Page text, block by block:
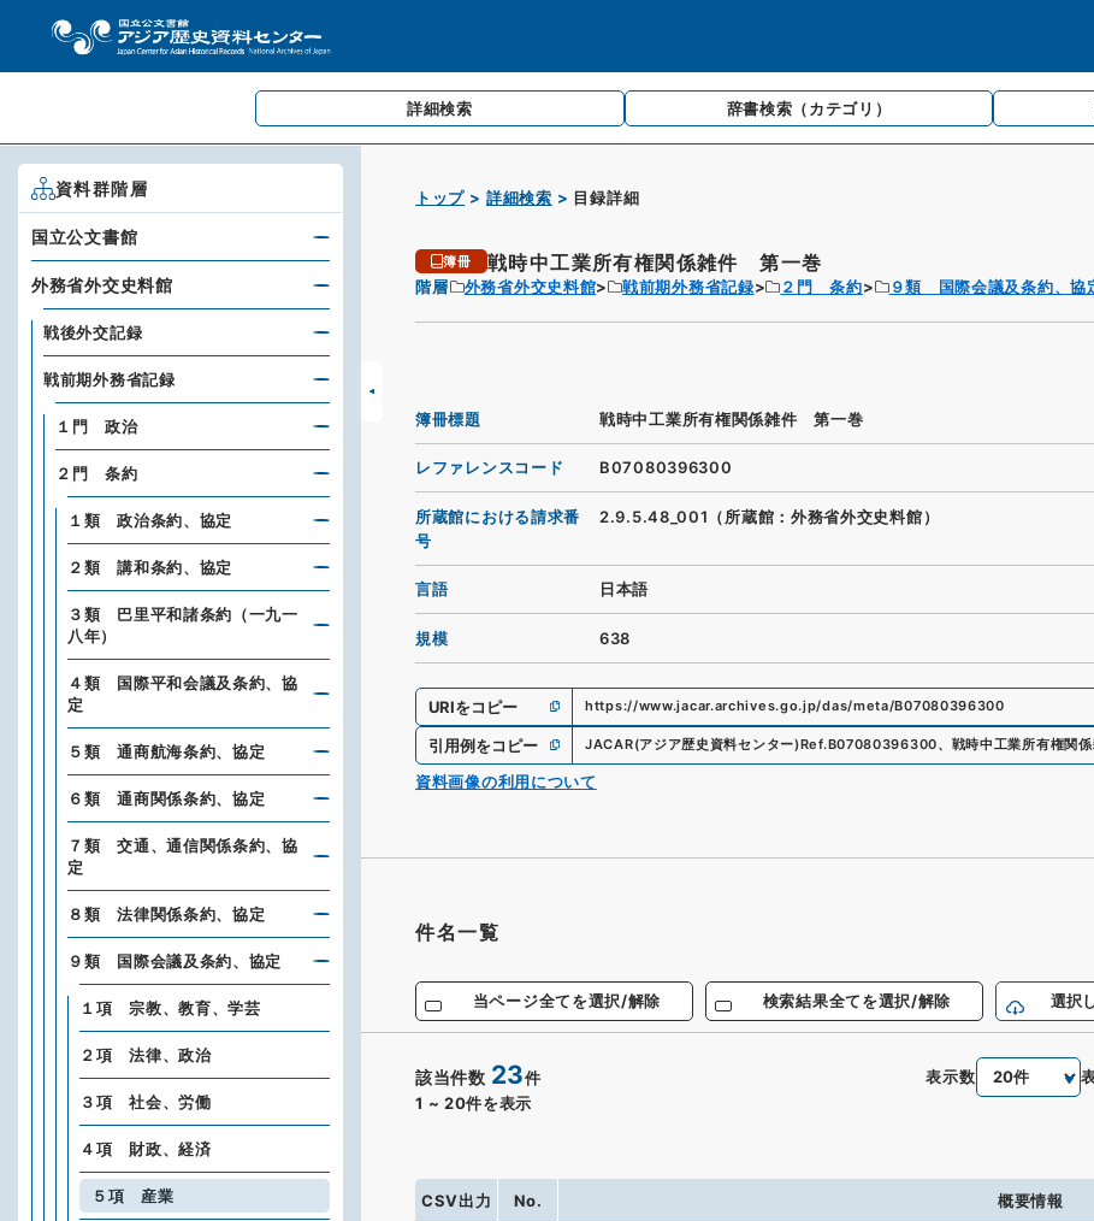
詳細検索 辞書検索 （カテゴリ）
トップ 詳細検索 目録詳細
簿冊 戦時中工業所有権関係雑件 第一巻
階層 外務省外交史料館 戦前期外務省記録 ２門 条約 ９類 国際会議及条約、協
簿冊標題 戦時中工業所有権関係雑件 第一巻
レファレンスコード B07080396300
所蔵館における請求番
号
2.9.5.48_001（所蔵館：外務省外交史料館）
言語 日本語
規模 638
URIをコピー https://www.jacar.archives.go.jp/das/meta/B07080396300
引用例をコピー JACAR(アジア歴史資料センター)Ref.B07080396300、 戦時中工業所有権関
資料画像の利用について
件名一覧
当ページ全てを選択/解除 検索結果全てを選択/解除 選択
該当件数 23件
1 ~ 20件を表示
表示数
CSV出力 No. 概要情報
資料群階層
国立公文書館
外務省外交史料館
戦後外交記録
戦前期外務省記録
１門 政治
２門 条約
１類 政治条約、協定
２類 講和条約、協定
３類 巴里平和諸条約（一九一
八年）
４類 国際平和会議及条約、協
定
５類 通商航海条約、協定
６類 通商関係条約、協定
７類 交通、通信関係条約、協
定
８類 法律関係条約、協定
９類 国際会議及条約、協定
１項 宗教、教育、学芸
２項 法律、政治
３項 社会、労働
４項 財政、経済
５項 産業